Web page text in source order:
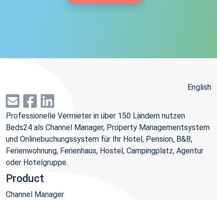
English
Professionelle Vermieter in über 150 Ländern nutzen
Beds24 als Channel Manager, Property Managementsystem
und Onlinebuchungssystem für Ihr Hotel, Pension, B&B,
Ferienwohnung, Ferienhaus, Hostel, Campingplatz, Agentur
oder Hotelgruppe.
Product
Channel Manager